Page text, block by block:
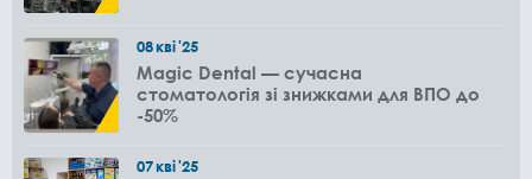
08кві'25
Magic Dental — сучасна
стоматологія зі знижками для ВПО до
-50%
07кві'25